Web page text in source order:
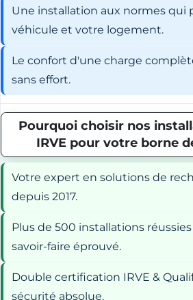
Une installation aux normes qui
véhicule et votre logement.
Le confort d'une charge
sans effort.
Pourquoi choisir nos
IRVE pour votre borne
Votre expert en solutions de
depuis 2017.
Plus de 500 installations
savoir-faire éprouvé.
Double certification IRVE &
sécurité absolue.